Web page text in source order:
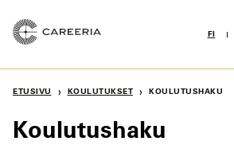
sisältöön
FI
ETUSIVU › KOULUTUKSET › KOULUTUSHAKU
Koulutushaku